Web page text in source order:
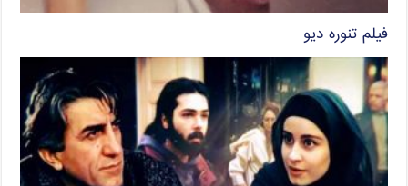
فیلم تنوره دیو